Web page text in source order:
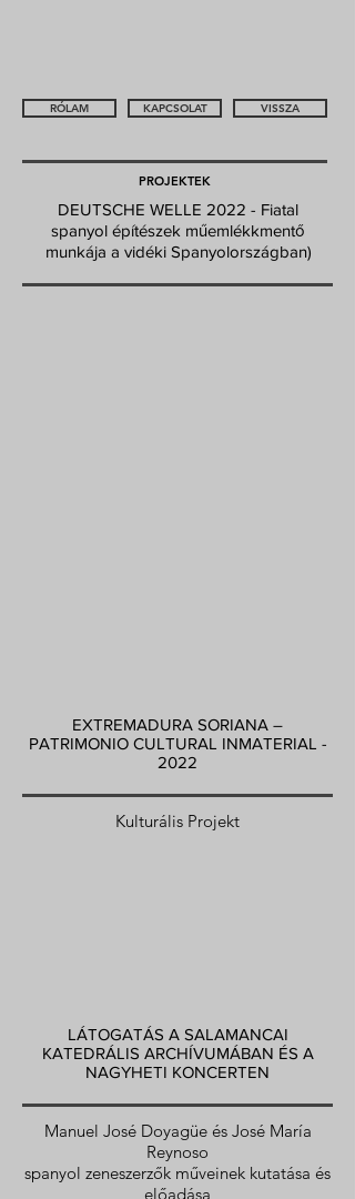
RÓLAM KAPCSOLAT VISSZA
PROJEKTEK
DEUTSCHE WELLE 2022 - Fiatal
spanyol építészek műemlékkmentő
munkája a vidéki Spanyolországban)
EXTREMADURA SORIANA –
PATRIMONIO CULTURAL INMATERIAL -
2022
Kulturális Projekt
LÁTOGATÁS A SALAMANCAI
KATEDRÁLIS ARCHÍVUMÁBAN ÉS A
NAGYHETI KONCERTEN
Manuel José Doyagüe és José María
Reynoso
spanyol zeneszerzők műveinek kutatása és
előadása